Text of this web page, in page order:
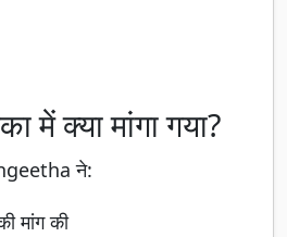
में क्या मांगा गया?
ने:
मांग की